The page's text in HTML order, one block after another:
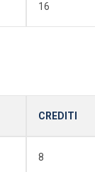
16
CREDITI
8